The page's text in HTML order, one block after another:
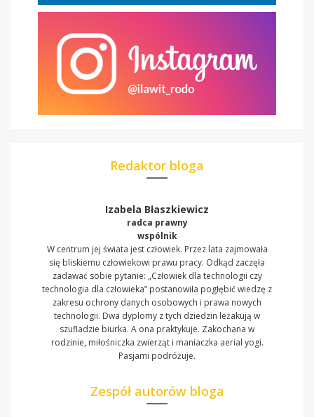
Redaktor bloga
Izabela Błaszkiewicz
radca prawny
wspólnik
W centrum jej świata jest człowiek. Przez lata zajmowała
się bliskiemu człowiekowi prawu pracy. Odkąd zaczęła
zadawać sobie pytanie: „Człowiek dla technologii czy
technologia dla człowieka” postanowiła pogłębić wiedzę z
zakresu ochrony danych osobowych i prawa nowych
technologii. Dwa dyplomy z tych dziedzin leżakują w
szufladzie biurka. A ona praktykuje. Zakochana w
rodzinie, miłośniczka zwierząt i maniaczka aerial yogi.
Pasjami podróżuje.
Zespół autorów bloga